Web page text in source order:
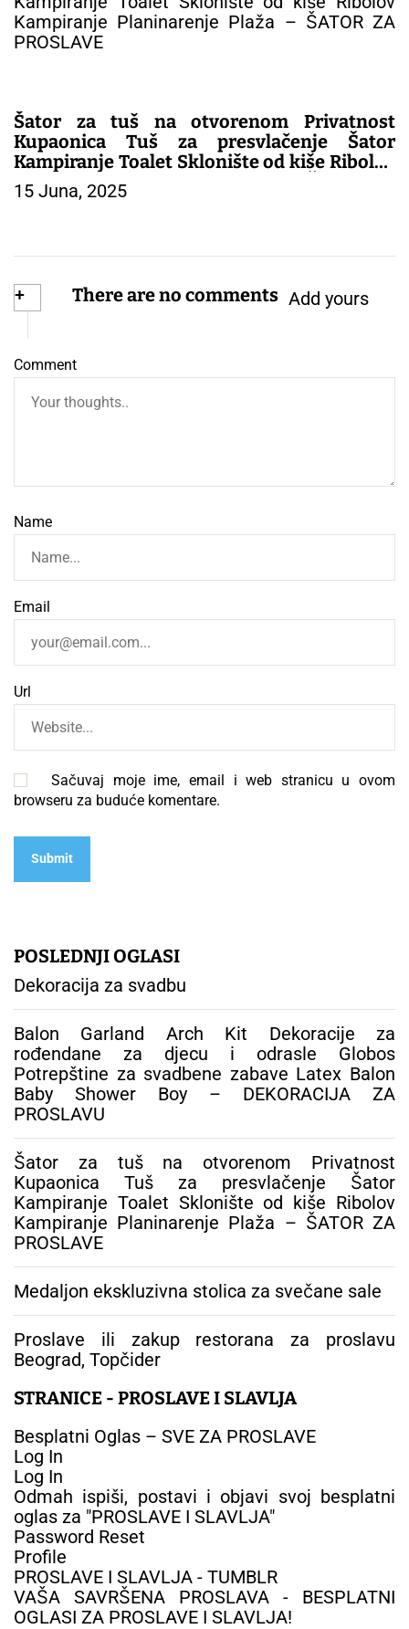
Šator za tuš na otvorenom Privatnost
Kupaonica Tuš za presvlačenje Šator
Kampiranje Toalet Sklonište od kiše Ribolov
Kampiranje Planinarenje Plaža – ŠATOR ZA
PROSLAVE
15 Juna, 2025
+ There are no comments Add yours
Comment
Name
Email
Url
Sačuvaj moje ime, email i web stranicu u ovom
browseru za buduće komentare.
POSLEDNJI OGLASI
Dekoracija za svadbu
Balon Garland Arch Kit Dekoracije za
rođendane za djecu i odrasle Globos
Potrepštine za svadbene zabave Latex Balon
Baby Shower Boy – DEKORACIJA ZA
PROSLAVU
Šator za tuš na otvorenom Privatnost
Kupaonica Tuš za presvlačenje Šator
Kampiranje Toalet Sklonište od kiše Ribolov
Kampiranje Planinarenje Plaža – ŠATOR ZA
PROSLAVE
Medaljon ekskluzivna stolica za svečane sale
Proslave ili zakup restorana za proslavu
Beograd, Topčider
STRANICE - PROSLAVE I SLAVLJA
Besplatni Oglas – SVE ZA PROSLAVE
Log In
Log In
Odmah ispiši, postavi i objavi svoj besplatni
oglas za "PROSLAVE I SLAVLJA"
Password Reset
Profile
PROSLAVE I SLAVLJA - TUMBLR
VAŠA SAVRŠENA PROSLAVA - BESPLATNI
OGLASI ZA PROSLAVE I SLAVLJA!